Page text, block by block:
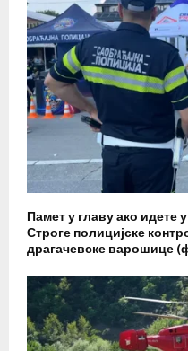
Памет у главу ако идете
Строге полицијске
драгачевске варошице